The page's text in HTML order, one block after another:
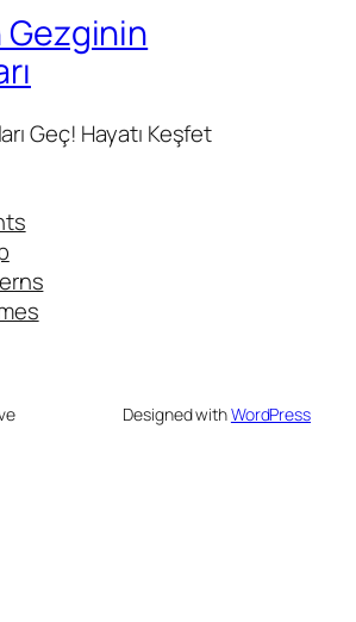
Gezginin
Geç! Hayatı Keşfet
Designed withWordPress